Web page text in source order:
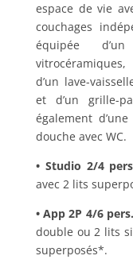
espace de vie
couchages
équipée
d’un lave-
et d’un grille-
également
douche avec WC.
• Studio 2/4
avec 2 lits
• App 2P 4/6
double ou 2 lits
superposés*.